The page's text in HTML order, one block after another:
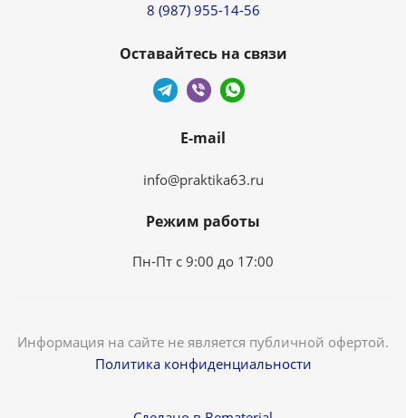
8 (987) 955-14-56
Оставайтесь на связи
E-mail
info@praktika63.ru
Режим работы
Пн-Пт с 9:00 до 17:00
Информация на сайте не является публичной офертой.
Политика конфиденциальности